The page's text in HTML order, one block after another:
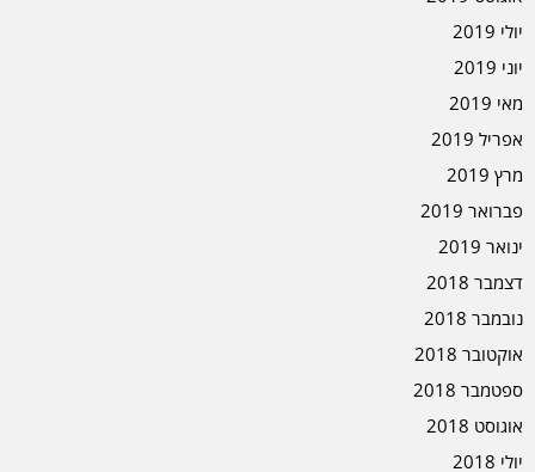
יולי 2019
יוני 2019
מאי 2019
אפריל 2019
מרץ 2019
פברואר 2019
ינואר 2019
דצמבר 2018
נובמבר 2018
אוקטובר 2018
ספטמבר 2018
אוגוסט 2018
יולי 2018